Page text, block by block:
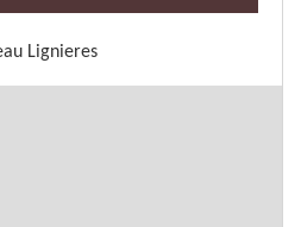
Lignieres